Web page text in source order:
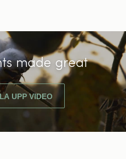
made great
UPP VIDEO